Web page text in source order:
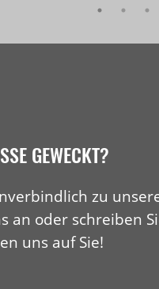
GEWECKT?
zu
an oder schreiben
uns auf Sie!